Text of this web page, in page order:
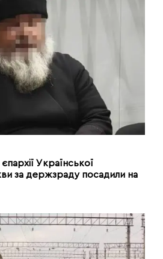
Української
за держзраду посадили на